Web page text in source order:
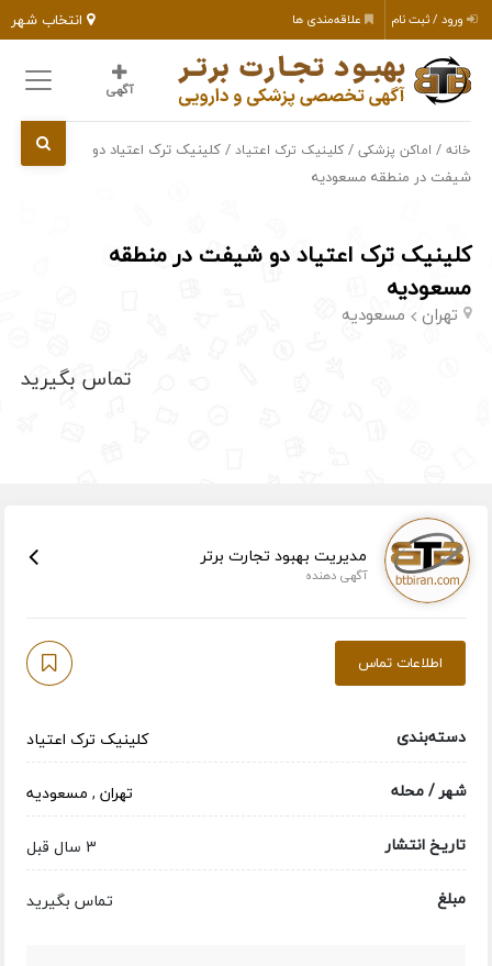
انتخاب شهر ورود / ثبت نام علاقه‌مندی ها
آگهی
خانه / اماکن پزشکی /کلینیک ترک اعتیاد / کلینیک ترک اعتیاد دو
شیفت در منطقه مسعودیه
کلینیک ترک اعتیاد دو شیفت در منطقه
مسعودیه
تهران مسعودیه
تماس بگیرید
مدیریت بهبود تجارت برتر
آگهی دهنده
اطلاعات تماس
دسته‌بندی
کلینیک ترک اعتیاد
شهر / محله
تهران, مسعودیه
تاریخ انتشار
3 سال قبل
مبلغ
تماس بگیرید